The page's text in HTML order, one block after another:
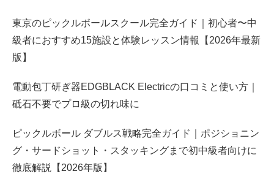
東京のピックルボールスクール完全ガイド｜初心者〜中
級者におすすめ15施設と体験レッスン情報【2026年最新
版】
電動包丁研ぎ器EDGBLACK Electricの口コミと使い方｜
砥石不要でプロ級の切れ味に
ピックルボール ダブルス戦略完全ガイド｜ポジショニン
グ・サードショット・スタッキングまで初中級者向けに
徹底解説【2026年版】